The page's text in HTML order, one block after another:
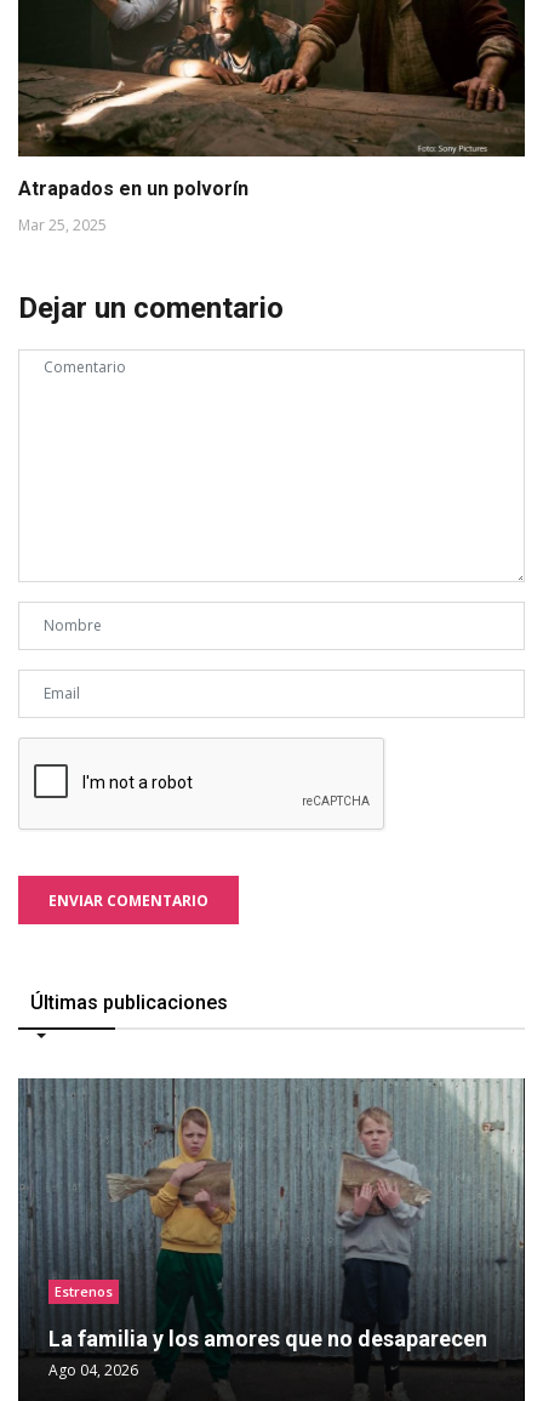
Atrapados en un polvorín
Mar 25, 2025
Dejar un comentario
ENVIAR COMENTARIO
Últimas publicaciones
Estrenos
La familia y los amores que no desaparecen
Ago 04, 2026